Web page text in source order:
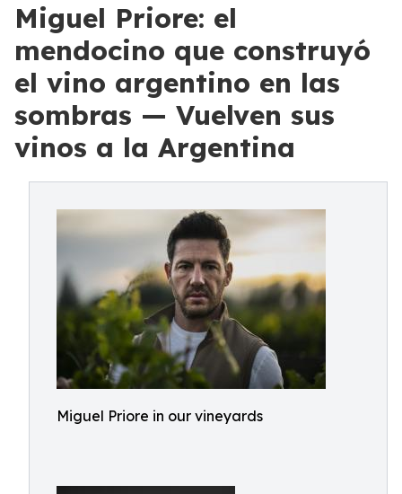
Miguel Priore: el
mendocino que construyó
el vino argentino en las
sombras — Vuelven sus
vinos a la Argentina
Miguel Priore in our vineyards